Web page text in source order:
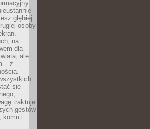
głębiej
osoby
na
dla
ale
– z
się
traktuje
gestów
komu i